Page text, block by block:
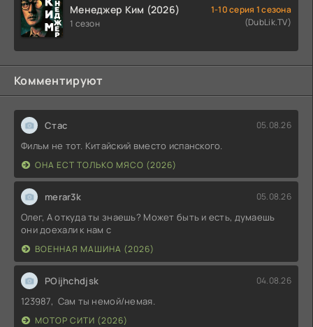
Менеджер Ким (2026)
1 сезон
1-10 серия 1 сезона
(DubLik.TV)
Комментируют
Стас 05.08.26
Фильм не тот. Китайский вместо испанского.
ОНА ЕСТ ТОЛЬКО МЯСО (2026)
merar3k 05.08.26
Олег, А откуда ты знаешь? Может быть и есть, думаешь
они доехали к нам с
ВОЕННАЯ МАШИНА (2026)
POijhchdjsk 04.08.26
123987, Сам ты немой/немая.
МОТОР СИТИ (2026)